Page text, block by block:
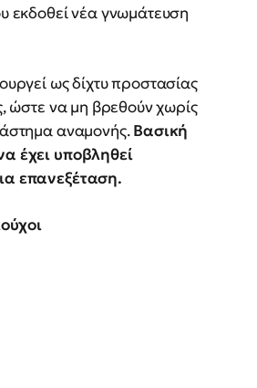
εκδοθεί νέα γνωμάτευση
ως δίχτυ προστασίας
ώστε να μη βρεθούν χωρίς
αναμονής.Βασική
έχει υποβληθεί
επανεξέταση.